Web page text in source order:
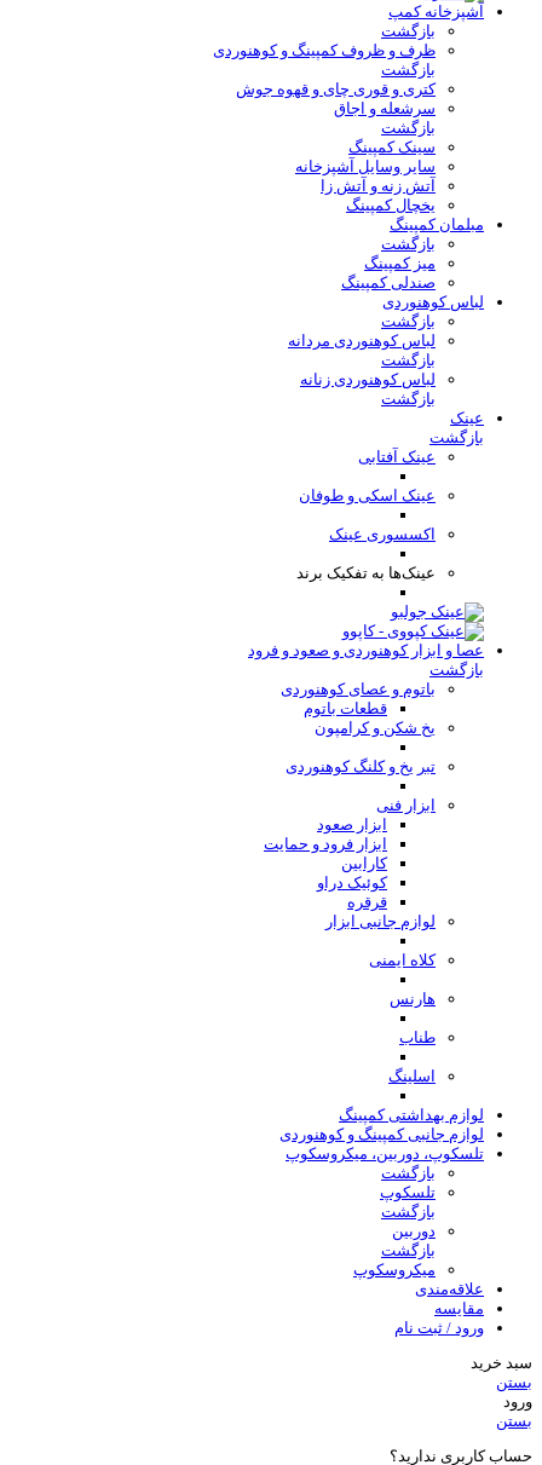
آشپزخانه کمپ
بازگشت
ظرف و ظروف کمپینگ و کوهنوردی
بازگشت
کتری و قوری چای و قهوه جوش
سرشعله و اجاق
بازگشت
سینک کمپینگ
سایر وسایل آشپزخانه
آتش زنه و آتش زا
یخچال کمپینگ
مبلمان کمپینگ
بازگشت
میز کمپینگ
صندلی کمپینگ
لباس کوهنوردی
بازگشت
لباس کوهنوردی مردانه
بازگشت
لباس کوهنوردی زنانه
بازگشت
عینک
بازگشت
عینک آفتابی
عینک اسکی و طوفان
اکسسوری عینک
عینک‌ها به تفکیک برند
عصا و ابزار کوهنوردی و صعود و فرود
بازگشت
باتوم و عصای کوهنوردی
قطعات باتوم
یخ شکن و کرامپون
تبر یخ و کلنگ کوهنوردی
ابزار فنی
ابزار صعود
ابزار فرود و حمایت
کارابین
کوئیک دراو
قرقره
لوازم جانبی ابزار
کلاه ایمنی
هارنس
طناب
اسلینگ
لوازم بهداشتی کمپینگ
لوازم جانبی کمپینگ و کوهنوردی
تلسکوپ، دوربین، میکروسکوپ
بازگشت
تلسکوپ
بازگشت
دوربین
بازگشت
میکروسکوپ
علاقه‌مندی
مقایسه
ورود / ثبت نام
سبد خرید
بستن
ورود
بستن
حساب کاربری ندارید؟